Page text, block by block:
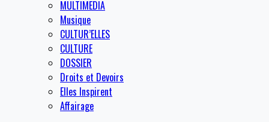
MULTIMEDIA
Musique
CULTUR’ELLES
CULTURE
DOSSIER
Droits et Devoirs
Elles Inspirent
Affairage